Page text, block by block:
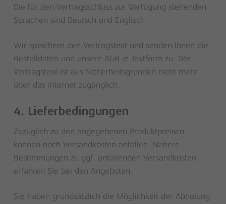
Die für den Vertragsschluss zur Verfügung stehenden
Sprachen sind Deutsch und Englisch.
Wir speichern den Vertragstext und senden Ihnen die
Bestelldaten und unsere AGB in Textform zu. Der
Vertragstext ist aus Sicherheitsgründen nicht mehr
über das Internet zugänglich.
4. Lieferbedingungen
Zuzüglich zu den angegebenen Produktpreisen
können noch Versandkosten anfallen. Nähere
Bestimmungen zu ggf. anfallenden Versandkosten
erfahren Sie bei den Angeboten.
Sie haben grundsätzlich die Möglichkeit der Abholung